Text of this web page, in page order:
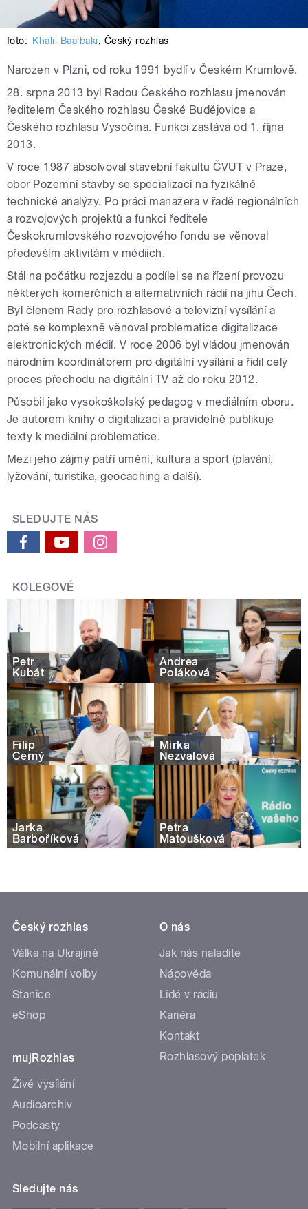
foto: Khalil Baalbaki, Český rozhlas
Narozen v Plzni, od roku 1991 bydlí v Českém Krumlově.
28. srpna 2013 byl Radou Českého rozhlasu jmenován
ředitelem Českého rozhlasu České Budějovice a
Českého rozhlasu Vysočina. Funkci zastává od 1. října
2013.
V roce 1987 absolvoval stavební fakultu ČVUT v Praze,
obor Pozemní stavby se specializací na fyzikálně
technické analýzy. Po práci manažera v řadě regionálních
a rozvojových projektů a funkci ředitele
Českokrumlovského rozvojového fondu se věnoval
především aktivitám v médiích.
Stál na počátku rozjezdu a podílel se na řízení provozu
některých komerčních a alternativních rádií na jihu Čech.
Byl členem Rady pro rozhlasové a televizní vysílání a
poté se komplexně věnoval problematice digitalizace
elektronických médií. V roce 2006 byl vládou jmenován
národním koordinátorem pro digitální vysílání a řídil celý
proces přechodu na digitální TV až do roku 2012.
Působil jako vysokoškolský pedagog v mediálním oboru.
Je autorem knihy o digitalizaci a pravidelně publikuje
texty k mediální problematice.
Mezi jeho zájmy patří umění, kultura a sport (plavání,
lyžování, turistika, geocaching a další).
SLEDUJTE NÁS
KOLEGOVÉ
Petr
Kubát
Andrea
Poláková
Filip
Černý
Mirka
Nezvalová
Jarka
Barboříková
Petra
Matoušková
Český rozhlas
Válka na Ukrajině
Komunální volby
Stanice
eShop
mujRozhlas
Živé vysílání
Audioarchiv
Podcasty
Mobilní aplikace
O nás
Jak nás naladíte
Nápověda
Lidé v rádiu
Kariéra
Kontakt
Rozhlasový poplatek
Sledujte nás